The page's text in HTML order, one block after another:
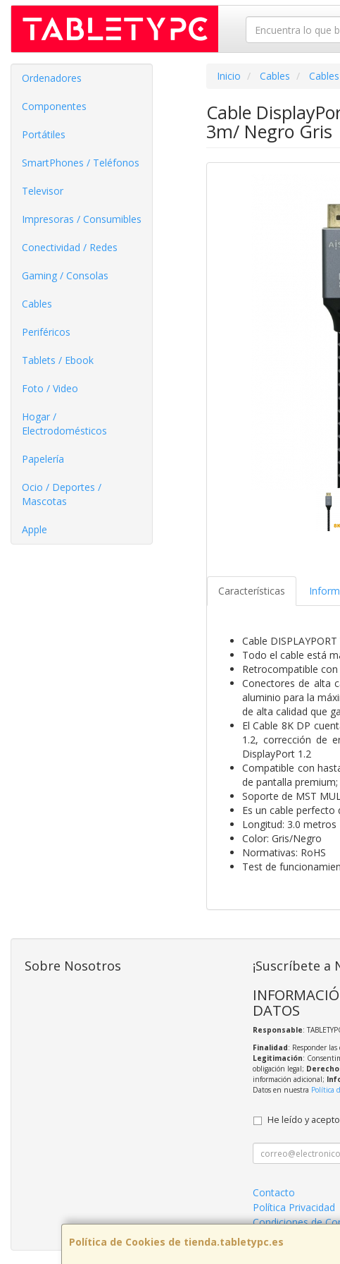
Ordenadores
Componentes
Portátiles
SmartPhones / Teléfonos
Televisor
Impresoras / Consumibles
Conectividad / Redes
Gaming / Consolas
Cables
Periféricos
Tablets / Ebook
Foto / Video
Hogar /
Electrodomésticos
Papelería
Ocio / Deportes /
Mascotas
Apple
Inicio Cables
Cable
3m/ Negro Gris
Características
Cable
Todo el cable está
Retrocompatible
Conectores de alta
aluminio para la
de alta calidad que
El Cable 8K DP
1.2, corrección de
DisplayPort 1.2
Compatible con
de pantalla
Soporte de MST
Es un cable
Longitud: 3.0 metros
Color: Gris/Negro
Normativas: RoHS
Test de
Política de Cookies de tienda.tabletypc.es
Sobre Nosotros ¡Suscríbete a
DATOS
Responsable:
Finalidad: Responder
Legitimación:
obligación legal;
información adicional;
Datos en nuestra Política
He leído y
Contacto
Política Privacidad
Condiciones de